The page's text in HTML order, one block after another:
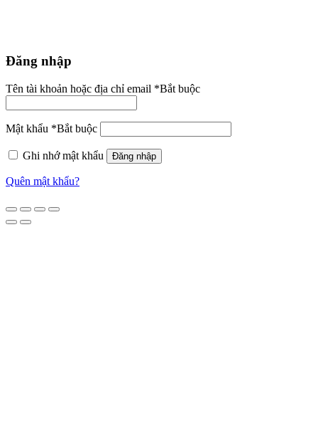
Đăng nhập
Tên tài khoản hoặc địa chỉ email *Bắt buộc
Mật khẩu *Bắt buộc
Ghi nhớ mật khẩu Đăng nhập
Quên mật khẩu?